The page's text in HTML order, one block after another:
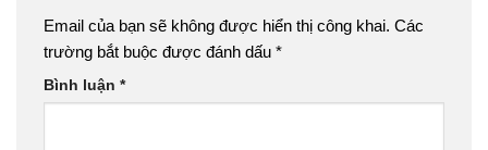
Email của bạn sẽ không được hiển thị công khai. Các
trường bắt buộc được đánh dấu *
Bình luận *